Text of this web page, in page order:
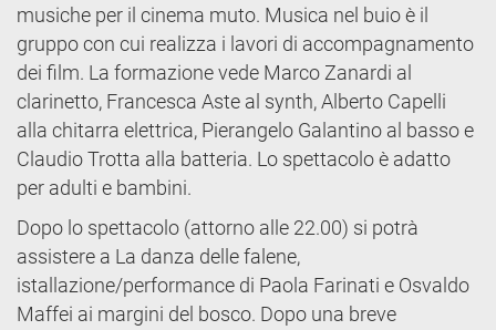
musiche per il cinema muto. Musica nel buio è il
gruppo con cui realizza i lavori di accompagnamento
dei film. La formazione vede Marco Zanardi al
clarinetto, Francesca Aste al synth, Alberto Capelli
alla chitarra elettrica, Pierangelo Galantino al basso e
Claudio Trotta alla batteria. Lo spettacolo è adatto
per adulti e bambini.
Dopo lo spettacolo (attorno alle 22.00) si potrà
assistere a La danza delle falene,
istallazione/performance di Paola Farinati e Osvaldo
Maffei ai margini del bosco. Dopo una breve